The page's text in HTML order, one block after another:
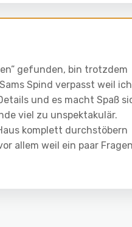
gefunden, bin trotzdem
Spind verpasst weil ich
und es macht Spaß
viel zu unspektakulär.
komplett durchstöbern
allem weil ein paar